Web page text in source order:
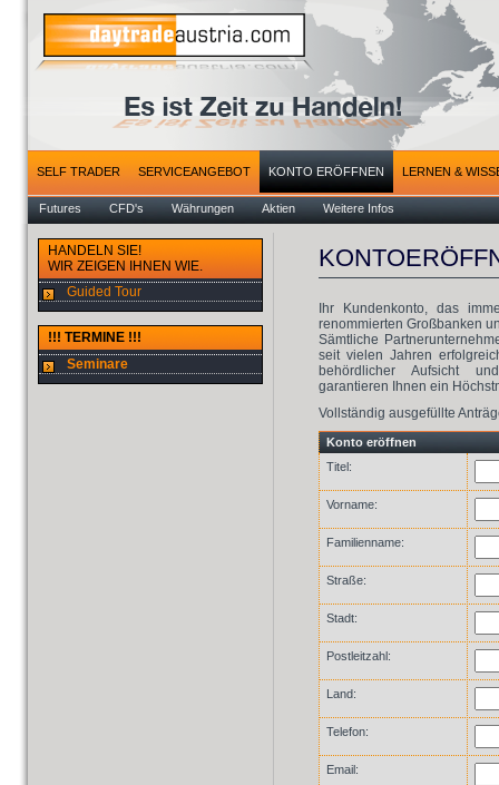
SELF TRADER SERVICEANGEBOT KONTO ERÖFFNEN LERNEN &
Futures CFD's Währungen Aktien Weitere Infos
HANDELN SIE!
WIR ZEIGEN IHNEN WIE.
Guided Tour
!!! TERMINE !!!
Seminare
Ihr Kundenkonto, das
renommierten Großbanken
Sämtliche
seit vielen Jahren
behördlicher Aufsicht
garantieren Ihnen ein
Vollständig ausgefüllte
Konto eröffnen
Titel:
Vorname:
Familienname:
Straße:
Stadt:
Postleitzahl:
Land:
Telefon:
Email: